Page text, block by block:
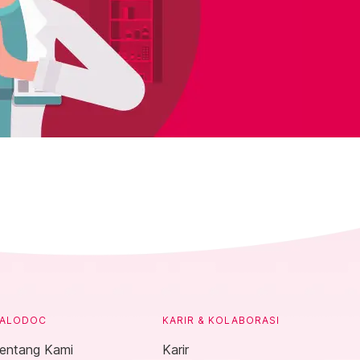
Kami
KARIR & KOLABORASI
Karir